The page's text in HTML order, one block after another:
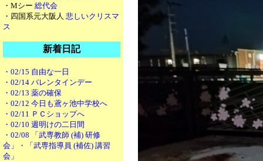
・Mシー 総代会
・四国系元大阪人 悲しいクリスマ
ス
新着日記
・02/15 自由な一日
・02/14 バレンタインデー
・02/13 薬の確保
・02/12 今日も鳶ヶ池中学校へ
・02/11 ＰＣショップへ
・02/10 週明けの二日間
・02/08 「武専教師 (補) 研修
会」・「武専指導員 (補佐) 講習
会」